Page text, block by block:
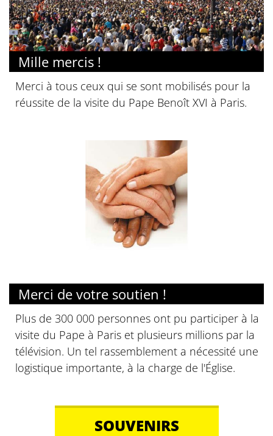
Mille mercis !
Merci à tous ceux qui se sont mobilisés pour la
réussite de la visite du Pape Benoît XVI à Paris.
Merci de votre soutien !
Plus de 300 000 personnes ont pu participer à la
visite du Pape à Paris et plusieurs millions par la
télévision. Un tel rassemblement a nécessité une
logistique importante, à la charge de l'Église.
SOUVENIRS